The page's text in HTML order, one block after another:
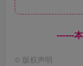
------
© 版权声明